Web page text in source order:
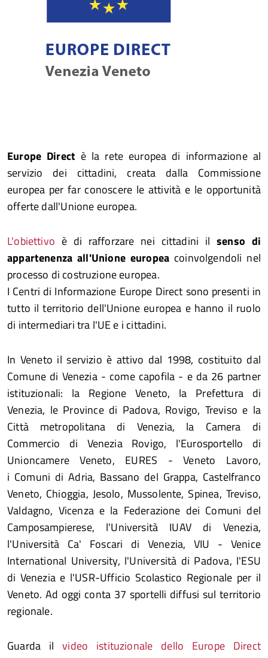
Europe Direct è la rete europea di informazione al
servizio dei cittadini, creata dalla Commissione
europea per far conoscere le attività e le opportunità
offerte dall'Unione europea.
L'obiettivo è di rafforzare nei cittadini il senso di
appartenenza all'Unione europea coinvolgendoli nel
processo di costruzione europea.
I Centri di Informazione Europe Direct sono presenti in
tutto il territorio dell'Unione europea e hanno il ruolo
di intermediari tra l'UE e i cittadini.
In Veneto il servizio è attivo dal 1998, costituito dal
Comune di Venezia - come capofila - e da 26 partner
istituzionali: la Regione Veneto, la Prefettura di
Venezia, le Province di Padova, Rovigo, Treviso e la
Città metropolitana di Venezia, la Camera di
Commercio di Venezia Rovigo, l'Eurosportello di
Unioncamere Veneto, EURES - Veneto Lavoro,
i Comuni di Adria, Bassano del Grappa, Castelfranco
Veneto, Chioggia, Jesolo, Mussolente, Spinea, Treviso,
Valdagno, Vicenza e la Federazione dei Comuni del
Camposampierese, l'Università IUAV di Venezia,
l'Università Ca' Foscari di Venezia, VIU - Venice
International University, l'Università di Padova, l'ESU
di Venezia e l'USR-Ufficio Scolastico Regionale per il
Veneto. Ad oggi conta 37 sportelli diffusi sul territorio
regionale.
Guarda ilvideo istituzionale dello Europe Direct